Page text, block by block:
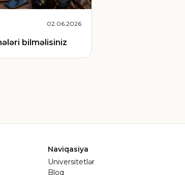
02.06.2026
bilməlisiniz
Naviqasiya
Universitetlər
Bloq